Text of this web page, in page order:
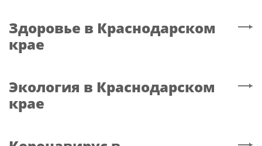
Здоровье в Краснодарском
крае
Экология в Краснодарском
крае